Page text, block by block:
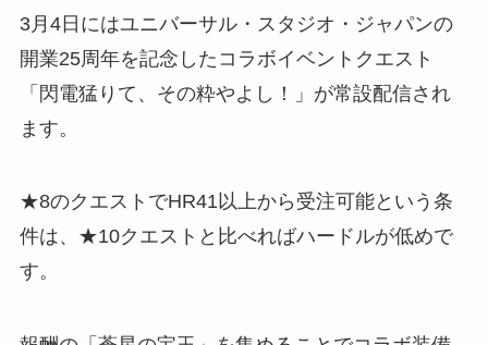
3月4日にはユニバーサル・スタジオ・ジャパンの
開業25周年を記念したコラボイベントクエスト
「閃電猛りて、その粋やよし！」が常設配信され
ます。
★8のクエストでHR41以上から受注可能という条
件は、★10クエストと比べればハードルが低めで
す。